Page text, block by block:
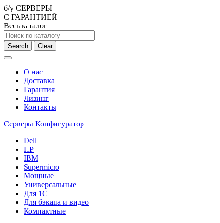
б/у СЕРВЕРЫ
С ГАРАНТИЕЙ
Весь каталог
Search Clear
О нас
Доставка
Гарантия
Лизинг
Контакты
Серверы Конфигуратор
Dell
HP
IBM
Supermicro
Мощные
Универсальные
Для 1С
Для бэкапа и видео
Компактные